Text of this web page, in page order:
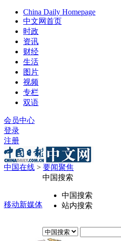
China Daily Homepage
中文网首页
时政
资讯
财经
生活
图片
视频
专栏
双语
会员中心
登录
注册
中国在线 > 要闻聚焦
移动新媒体
中国搜索
中国搜索
站内搜索